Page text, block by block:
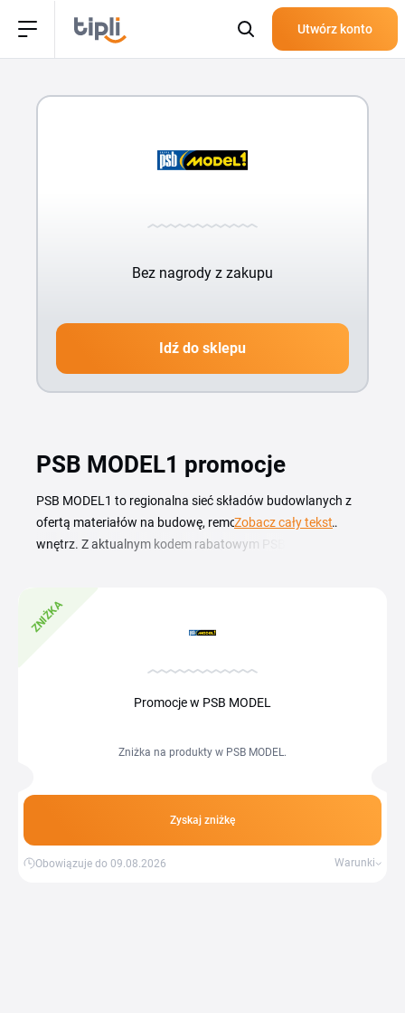
Utwórz konto
Bez nagrody z zakupu
Idź do sklepu
PSB MODEL1 promocje
PSB MODEL1 to regionalna sieć składów budowlanych z
ofertą materiałów na budowę, remont i wykończenie
wnętrz. Z aktualnym kodem rabatowym PSB MODEL1
zestawieniu na tej stronie, wystarczy wybrać ofertę i
przejść do sklepu model1.pl. PSB MODEL1 prowadzi
którym zamówisz dostawę materiałów na plac budowy.
Dzięki zniżce na większe zamówienia obniżysz koszt całego
sprawdź, które kupony są aktywne tego dnia.
Zobacz cały tekst
ZNIŻKA
Promocje w PSB MODEL
Zniżka na produkty w PSB MODEL.
Zyskaj zniżkę
Obowiązuje do 09.08.2026 Warunki